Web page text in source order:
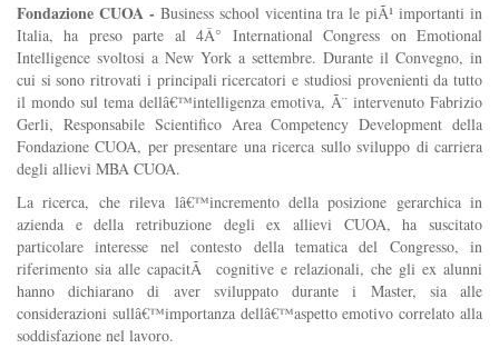
Fondazione CUOA - Business school vicentina tra le piÃ¹ importanti in
Italia, ha preso parte al 4Â° International Congress on Emotional
Intelligence svoltosi a New York a settembre. Durante il Convegno, in
cui si sono ritrovati i principali ricercatori e studiosi provenienti da tutto
il mondo sul tema dellâ€™intelligenza emotiva, Ã¨ intervenuto Fabrizio
Gerli, Responsabile Scientifico Area Competency Development della
Fondazione CUOA, per presentare una ricerca sullo sviluppo di carriera
degli allievi MBA CUOA.
La ricerca, che rileva lâ€™incremento della posizione gerarchica in
azienda e della retribuzione degli ex allievi CUOA, ha suscitato
particolare interesse nel contesto della tematica del Congresso, in
riferimento sia alle capacitÃ cognitive e relazionali, che gli ex alunni
hanno dichiarano di aver sviluppato durante i Master, sia alle
considerazioni sullâ€™importanza dellâ€™aspetto emotivo correlato alla
soddisfazione nel lavoro.